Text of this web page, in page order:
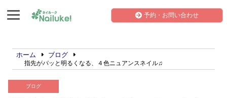
予約・お問い合わせ
ホーム ブログ
指先がパッと明るくなる、４色ニュアンスネイル♫
ブログ